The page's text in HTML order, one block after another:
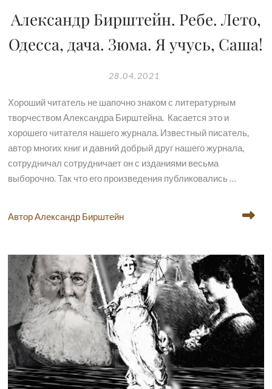
Александр Бирштейн. Ребе. Лето,
Одесса, дача. Зюма. Я учусь, Саша!
28.04.2021
Хороший читатель не шапочно знаком с литературным
творчеством Александра Бирштейна. Касается это и
хорошего читателя нашего журнала. Известный писатель,
автор многих книг и давний добрый друг нашего журнала,
сотрудничал сотрудничает он с изданиями весьма
выборочно. Так что его произведения публиковались …
Автор Александр Бирштейн